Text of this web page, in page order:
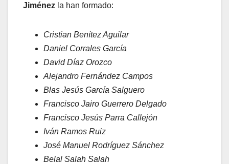
Jiménez la han formado:
Cristian Benítez Aguilar
Daniel Corrales García
David Díaz Orozco
Alejandro Fernández Campos
Blas Jesús García Salguero
Francisco Jairo Guerrero Delgado
Francisco Jesús Parra Callejón
Iván Ramos Ruiz
José Manuel Rodríguez Sánchez
Belal Salah Salah